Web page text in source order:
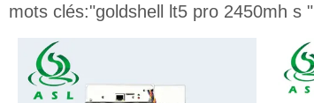
mots clés:"goldshell lt5 pro 2450mh s "